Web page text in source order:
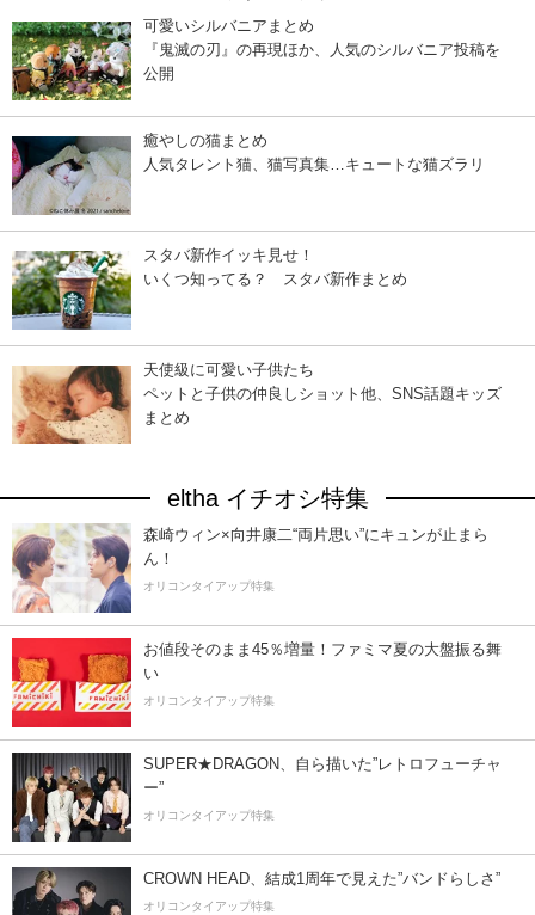
可愛いシルバニアまとめ
『鬼滅の刃』の再現ほか、人気のシルバニア投稿を
公開
癒やしの猫まとめ
人気タレント猫、猫写真集…キュートな猫ズラリ
スタバ新作イッキ見せ！
いくつ知ってる？ スタバ新作まとめ
天使級に可愛い子供たち
ペットと子供の仲良しショット他、SNS話題キッズ
まとめ
eltha イチオシ特集
森崎ウィン×向井康二“両片思い”にキュンが止まら
ん！
オリコンタイアップ特集
お値段そのまま45％増量！ファミマ夏の大盤振る舞
い
オリコンタイアップ特集
SUPER★DRAGON、自ら描いた”レトロフューチャ
ー”
オリコンタイアップ特集
CROWN HEAD、結成1周年で見えた”バンドらしさ”
オリコンタイアップ特集